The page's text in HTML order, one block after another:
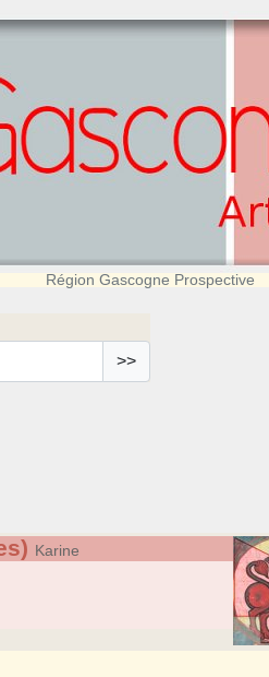
Région Gascogne Prospective
>>
Karine